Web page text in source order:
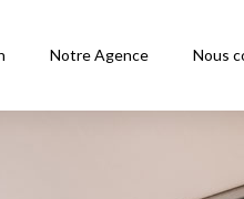
Notre Agence Nous